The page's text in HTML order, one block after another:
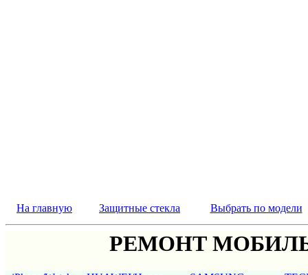
На главную Защитные стекла Выбрать по модели
РЕМОНТ